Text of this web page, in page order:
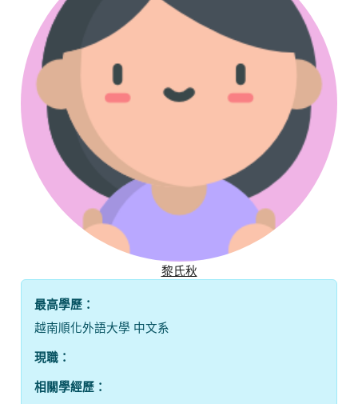
黎氏秋
最高學歷：
越南順化外語大學 中文系
現職：
相關學經歷：